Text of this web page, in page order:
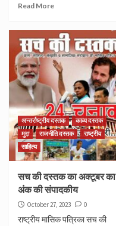
Read More
अन्तर्राष्ट्रीय दस्तक
काव्य दस्तक
मुद्दा
राजनीति दस्तक
राष्ट्रीय
साहित्य
सच की दस्तक का अक्टूबर का
अंक की संपादकीय
October 27, 2023 0
राष्ट्रीय मासिक पत्रिका सच की